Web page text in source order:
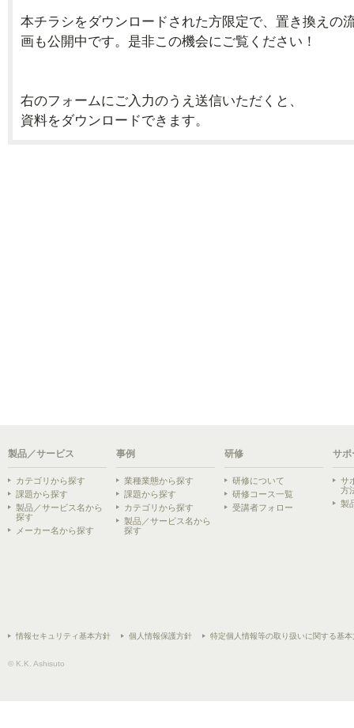
本チラシをダウンロードされた方限定で、置き換えの
画も公開中です。是非この機会にご覧ください！
右のフォームにご入力のうえ送信いただくと、
資料をダウンロードできます。
製品／サービス
カテゴリから探す
課題から探す
製品／サービス名から
探す
メーカー名から探す
事例
業種業態から探す
課題から探す
カテゴリから探す
製品／サービス名から
探す
研修
研修について
研修コース一覧
受講者フォロー
サポ
サ
方
製
情報セキュリティ基本方針 個人情報保護方針 特定個人情報等の取り扱いに関する基本
© K.K. Ashisuto